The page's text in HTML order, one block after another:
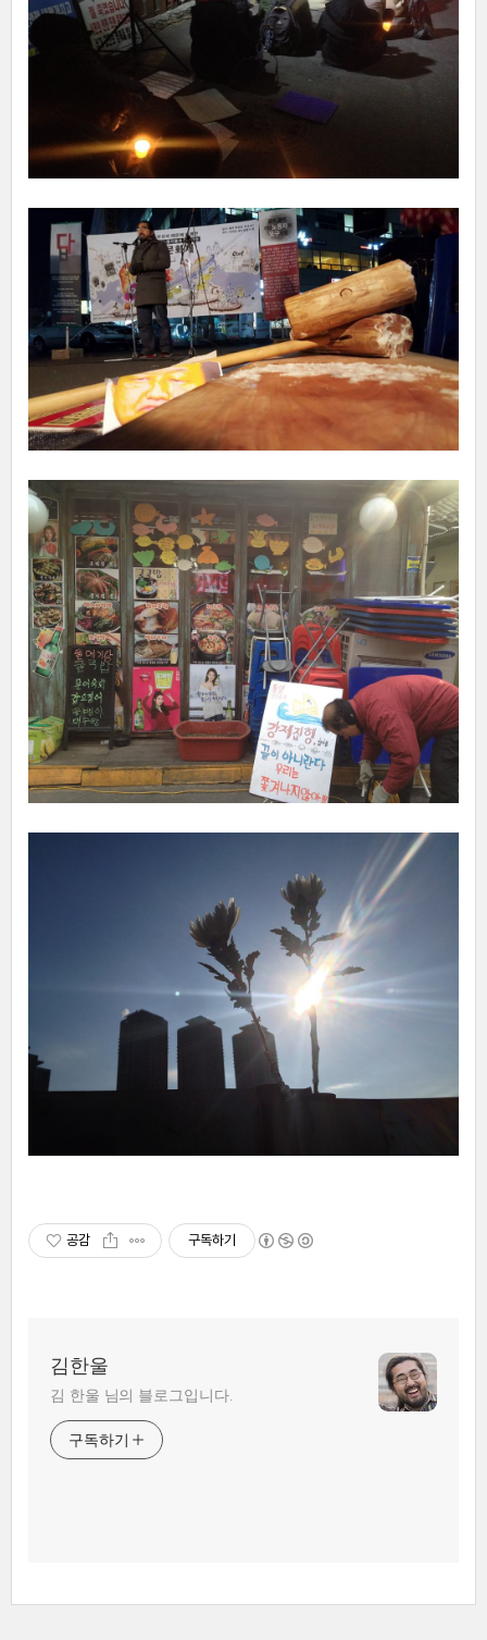
공감 구독하기
김한울
김 한울 님의 블로그입니다.
구독하기